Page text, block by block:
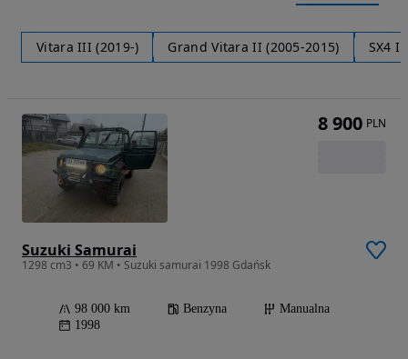
Vitara III (2019-) Grand Vitara II (2005-2015) SX4 I
Suzuki Samurai
1298 cm3 • 69 KM • Suzuki samurai 1998 Gdańsk
98 000 km Benzyna
Manualna
1998
8 900 PLN